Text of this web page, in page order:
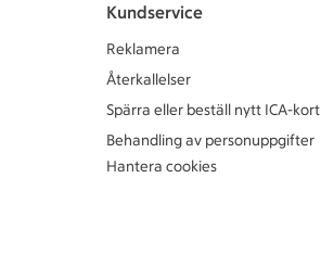
Kundservice
Reklamera
Återkallelser
Spärra eller beställ nytt ICA-kort
Behandling av personuppgifter
Hantera cookies